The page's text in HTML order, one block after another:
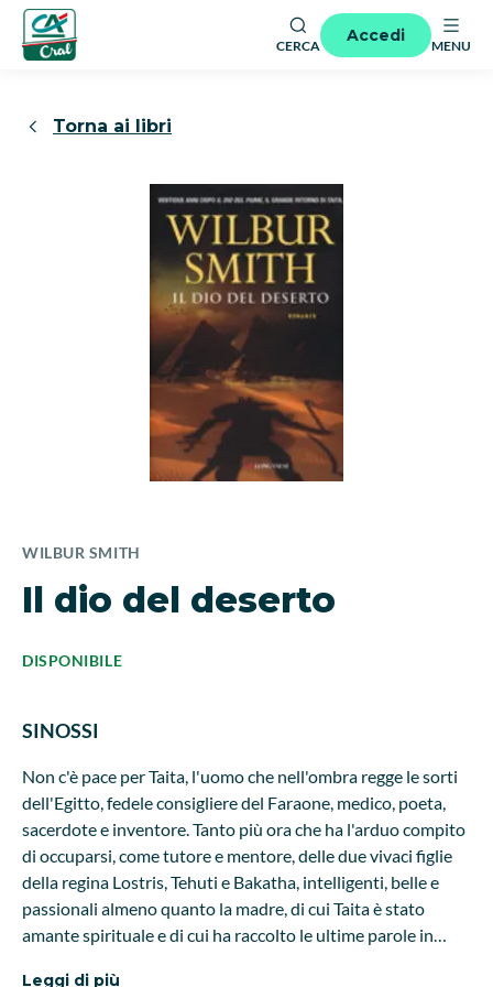
CERCA
Accedi
MENU
Torna ai libri
WILBUR SMITH
Il dio del deserto
DISPONIBILE
SINOSSI
Non c'è pace per Taita, l'uomo che nell'ombra regge le sorti
dell'Egitto, fedele consigliere del Faraone, medico, poeta,
sacerdote e inventore. Tanto più ora che ha l'arduo compito
di occuparsi, come tutore e mentore, delle due vivaci figlie
della regina Lostris, Tehuti e Bakatha, intelligenti, belle e
passionali almeno quanto la madre, di cui Taita è stato
amante spirituale e di cui ha raccolto le ultime parole in
Leggi di più